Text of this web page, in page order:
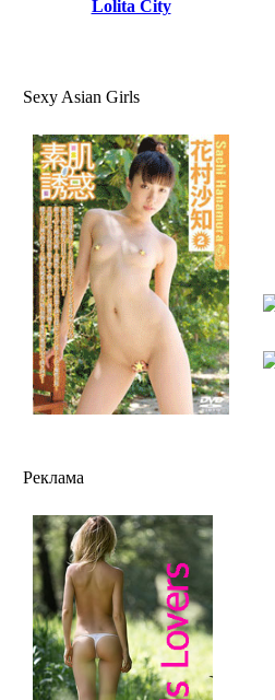
Lolita City
Sexy Asian Girls
Реклама